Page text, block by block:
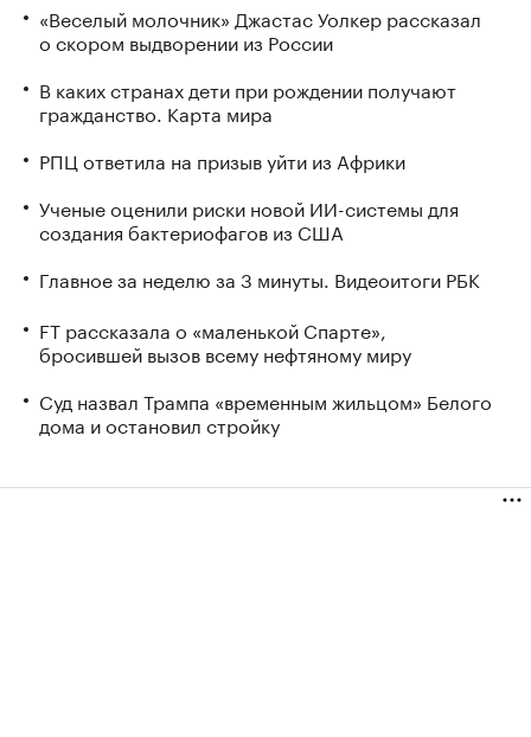
«Веселый молочник» Джастас Уолкер рассказал
о скором выдворении из России
В каких странах дети при рождении получают
гражданство. Карта мира
РПЦ ответила на призыв уйти из Африки
Ученые оценили риски новой ИИ-системы для
создания бактериофагов из США
Главное за неделю за 3 минуты. Видеоитоги РБК
FT рассказала о «маленькой Спарте»,
бросившей вызов всему нефтяному миру
Суд назвал Трампа «временным жильцом» Белого
дома и остановил стройку